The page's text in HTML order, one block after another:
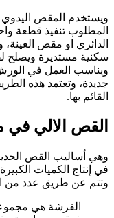
ويستخدم المقص
المطلوب تنفيذ قطعة
الدائري او مقص
سكنية مستديرة
ويناسب العمل في
جديدة، وتعتمد هذه
القائم بها.
القص الالي في
وهي أساليب القص
في إنتاج الكميات
وتتم عن طريق عدد من
الفرشة هي